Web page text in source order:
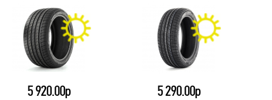
5 920.00р 5 290.00р